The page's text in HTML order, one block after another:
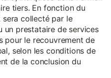
tiers. En fonction du
sera collecté par le
prestataire de services
pour le recouvrement de
selon les conditions de
de la conclusion du